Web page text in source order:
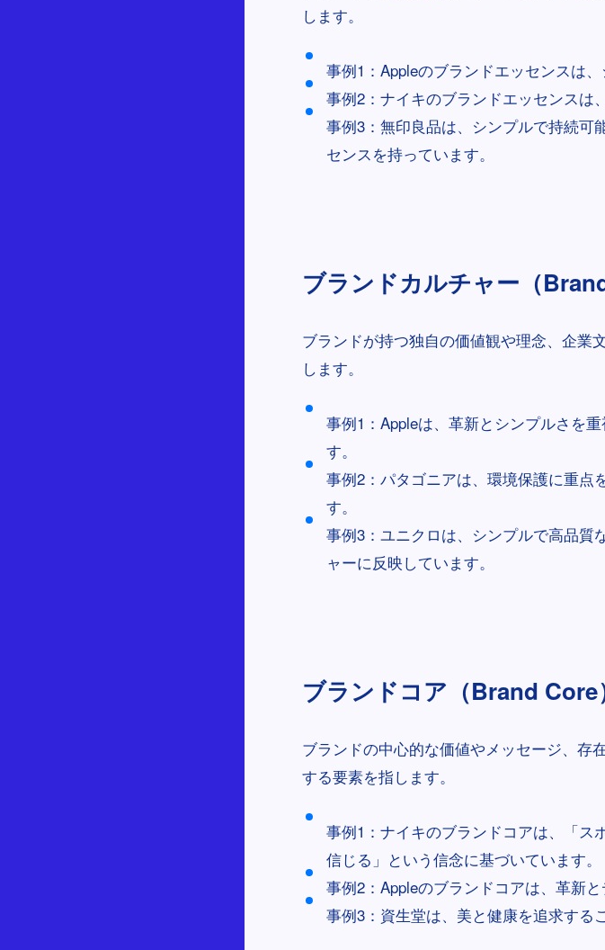
します。
事例1：Appleのブランドエッセンスは、
事例2：ナイキのブランドエッセンスは
事例3：無印良品は、シンプルで持続可
センスを持っています。
ブランドカルチャー（
ブランドが持つ独自の価値観や理念、企業
します。
事例1：Appleは、革新とシンプルさを
す。
事例2：パタゴニアは、環境保護に重点
す。
事例3：ユニクロは、シンプルで高品質
ャーに反映しています。
ブランドコア（Brand Core
ブランドの中心的な価値やメッセージ、存
する要素を指します。
事例1：ナイキのブランドコアは、「ス
信じる」という信念に基づいています。
事例2：Appleのブランドコアは、革新と
事例3：資生堂は、美と健康を追求する